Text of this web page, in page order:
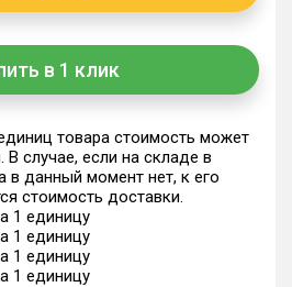
в 1 клик
товара стоимость может
случае, если на складе в
в данный момент нет, к его
стоимость доставки.
1 единицу
1 единицу
1 единицу
1 единицу